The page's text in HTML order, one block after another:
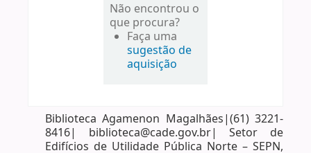
Não encontrou o
que procura?
Faça uma
sugestão de
aquisição
Biblioteca Agamenon Magalhães|(61) 3221-
8416| biblioteca@cade.gov.br| Setor de
Edifícios de Utilidade Pública Norte – SEPN,